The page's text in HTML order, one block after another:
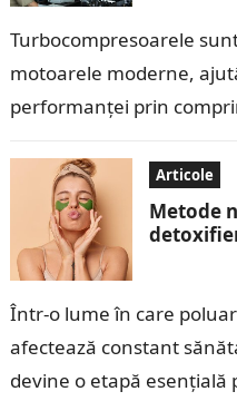
Turbocompresoarele
motoarele moderne,
performanței prin
pe piață au…
Articole
Metode
Într-o lume în care
afectează constant
devine o etapă